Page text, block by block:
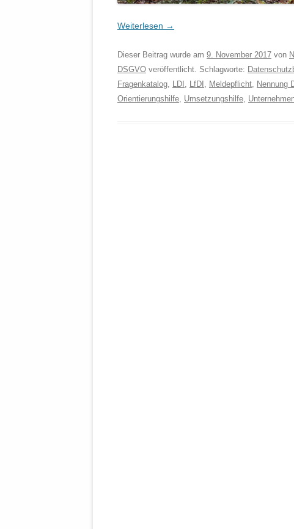
Weiterlesen →
Dieser Beitrag wurde am 9. November 2017 von
DSGVO veröffentlicht. Schlagworte:
Fragenkatalog LDI LfDI Meldepflicht Nennung
Orientierungshilfe Umsetzungshilfe